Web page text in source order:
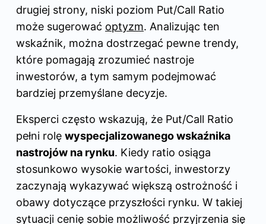
drugiej strony, niski poziom Put/Call Ratio
może sugerować optyzm. Analizując ten
wskaźnik, można dostrzegać pewne trendy,
które pomagają zrozumieć nastroje
inwestorów, a tym samym podejmować
bardziej przemyślane decyzje.
Eksperci często wskazują, że Put/Call Ratio
pełni rolę wyspecjalizowanego wskaźnika
nastrojów na rynku. Kiedy ratio osiąga
stosunkowo wysokie wartości, inwestorzy
zaczynają wykazywać większą ostrożność i
obawy dotyczące przyszłości rynku. W takiej
sytuacji cenię sobie możliwość przyjrzenia się